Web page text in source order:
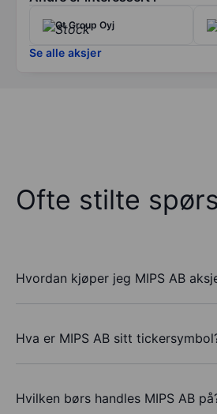
Qt Group Oyj
Se alle aksjer
Ofte stilte
Hvordan kjøper jeg MIPS AB
Hva er MIPS AB sitt
Hvilken børs handles MIPS AB